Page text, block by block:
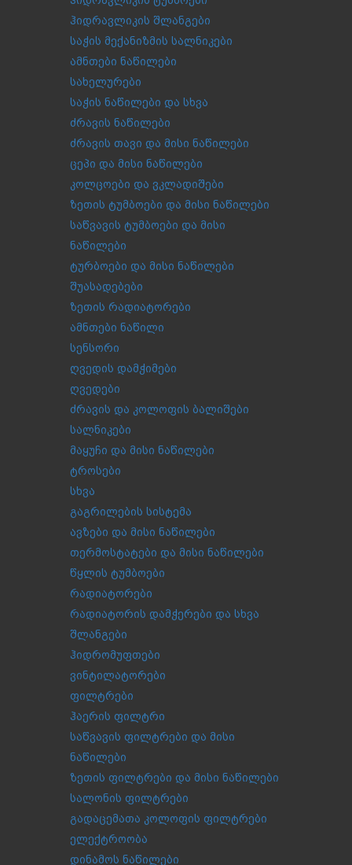
ჰიდრავლიკის შლანგები
საჭის მექანიზმის სალნიკები
ამნთები ნაწილები
სახელურები
საჭის ნაწილები და სხვა
ძრავის ნაწილები
ძრავის თავი და მისი ნაწილები
ცეპი და მისი ნაწილები
კოლცოები და ვკლადიშები
ზეთის ტუმბოები და მისი ნაწილები
საწვავის ტუმბოები და მისი
ნაწილები
ტურბოები და მისი ნაწილები
შუასადებები
ზეთის რადიატორები
ამნთები ნაწილი
სენსორი
ღვედის დამჭიმები
ღვედები
ძრავის და კოლოფის ბალიშები
სალნიკები
მაყუჩი და მისი ნაწილები
ტროსები
სხვა
გაგრილების სისტემა
ავზები და მისი ნაწილები
თერმოსტატები და მისი ნაწილები
წყლის ტუმბოები
რადიატორები
რადიატორის დამჭერები და სხვა
შლანგები
ჰიდრომუფთები
ვინტილატორები
ფილტრები
ჰაერის ფილტრი
საწვავის ფილტრები და მისი
ნაწილები
ზეთის ფილტრები და მისი ნაწილები
სალონის ფილტრები
გადაცემათა კოლოფის ფილტრები
ელექტროობა
დინამოს ნაწილები